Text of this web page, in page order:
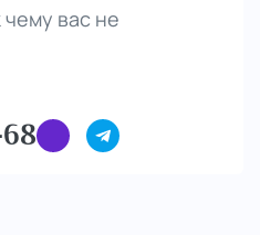
чему вас не